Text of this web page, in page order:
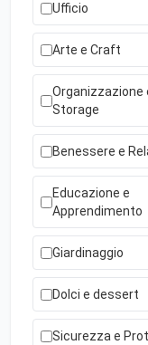
Ufficio
Arte e Craft
Organizzazione
Storage
Benessere e
Educazione e
Apprendimento
Giardinaggio
Dolci e dessert
Sicurezza e